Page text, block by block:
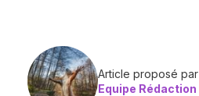
Article proposé par
Equipe Rédaction